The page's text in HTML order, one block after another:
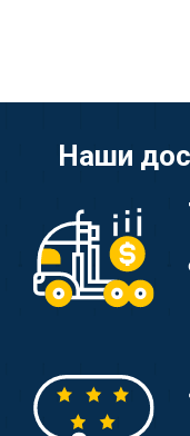
Наши